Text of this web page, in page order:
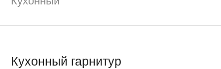
Кухонный гарнитур